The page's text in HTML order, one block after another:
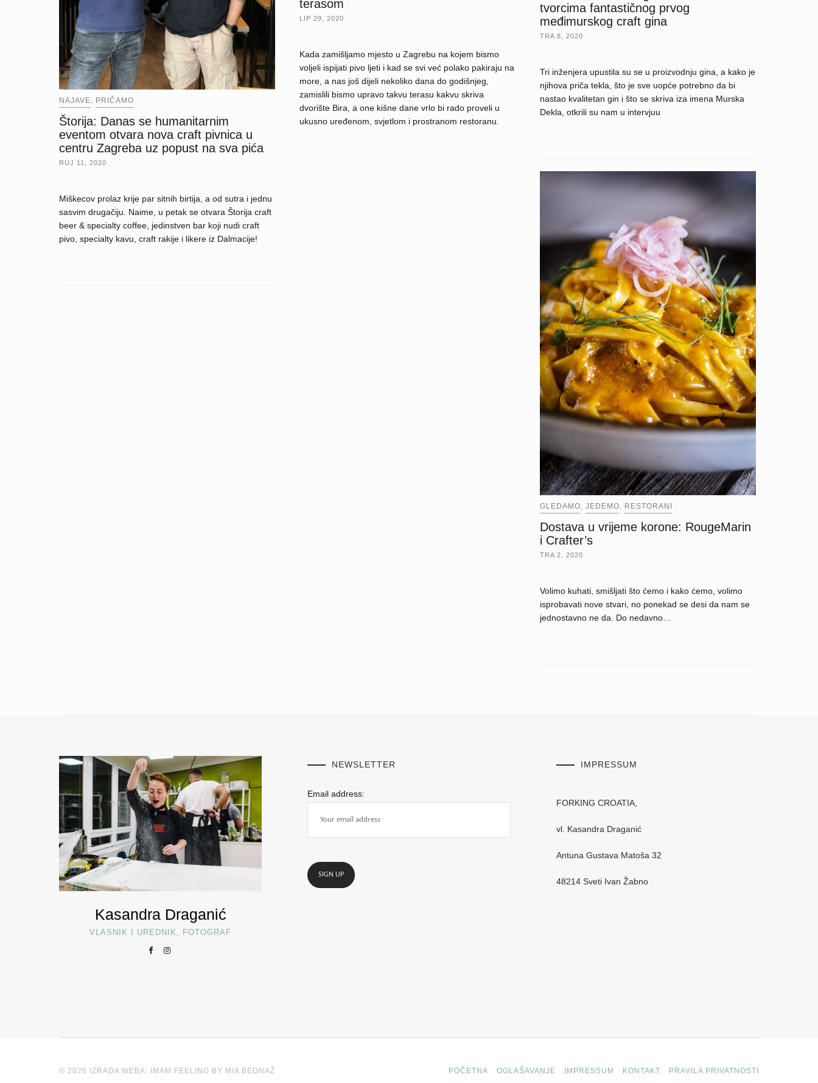
NAJAVE PRIČAMO
Štorija: Danas se humanitarnim
eventom otvara nova craft pivnica u
centru Zagreba uz popust na sva pića
RUJ 11, 2020
Miškecov prolaz krije par sitnih birtija, a od sutra i jednu
sasvim drugačiju. Naime, u petak se otvara Štorija craft
beer & specialty coffee, jedinstven bar koji nudi craft
pivo, specialty kavu, craft rakije i likere iz Dalmacije!
terasom
LIP 29, 2020
Kada zamišljamo mjesto u Zagrebu na kojem bismo
voljeli ispijati pivo ljeti i kad se svi već polako pakiraju na
more, a nas još dijeli nekoliko dana do godišnjeg,
zamislili bismo upravo takvu terasu kakvu skriva
dvorište Bira, a one kišne dane vrlo bi rado proveli u
ukusno uređenom, svjetlom i prostranom restoranu.
tvorcima fantastičnog prvog
međimurskog craft gina
TRA 8, 2020
Tri inženjera upustila su se u proizvodnju gina, a kako je
njihova priča tekla, što je sve uopće potrebno da bi
nastao kvalitetan gin i što se skriva iza imena Murska
Dekla, otkrili su nam u intervjuu
GLEDAMO JEDEMO RESTORANI
Dostava u vrijeme korone: RougeMarin
i Crafter’s
TRA 2, 2020
Volimo kuhati, smišljati što ćemo i kako ćemo, volimo
isprobavati nove stvari, no ponekad se desi da nam se
jednostavno ne da. Do nedavno…
Kasandra Draganić
VLASNIK I UREDNIK, FOTOGRAF
NEWSLETTER
Email address:
IMPRESSUM
FORKING CROATIA,
vl. Kasandra Draganić
Antuna Gustava Matoša 32
48214 Sveti Ivan Žabno
© 2026 IZRADA WEBA: IMAM FEELING BY MIA BEDNAŽ POČETNA OGLAŠAVANJE IMPRESSUM KONTAKT PRAVILA PRIVATNOSTI